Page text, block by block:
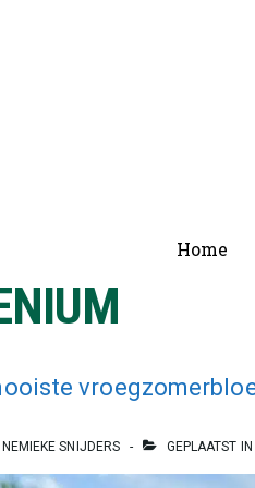
Hoofd
Home
SNIJDERS GEPLAATST IN